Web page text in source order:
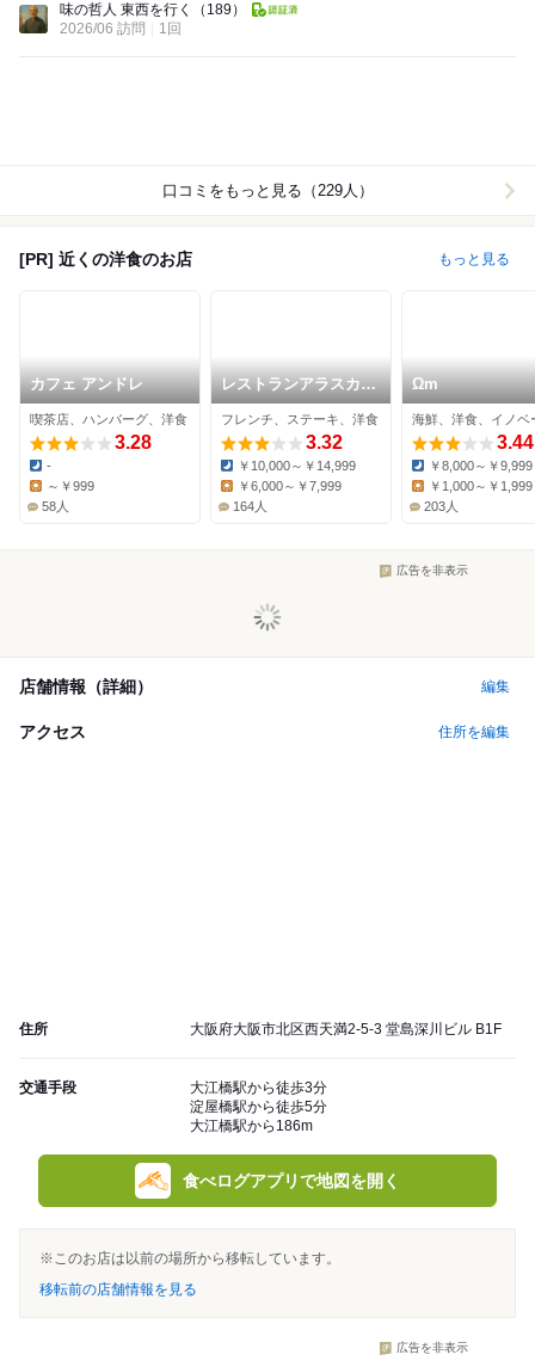
味の哲人 東西を行く
（189）
2026/06 訪問
1回
口コミをもっと見る（229人）
[PR] 近くの洋食のお店 もっと見る
カフェ アンドレ
喫茶店、ハンバーグ、洋食
3.28
Dinner:
-
Lunch:
～￥999
58人
レストランアラスカ
フェスティバルタワー
フレンチ、ステーキ、洋食
3.32
Dinner:
￥10,000～￥14,999
￥6,000～￥7,999
164人
Ωm
3.44
Dinner:
￥8,000～￥9,999
￥1,000～￥1,999
203人
広告を非表示
店舗情報（詳細） 編集
アクセス 住所を編集
住所 大阪府大阪市北区西天満2-5-3 堂島深川ビル B1F
交通手段
大江橋駅から徒歩3分
淀屋橋駅から徒歩5分
大江橋駅から186m
食べログアプリで地図を開く
※このお店は以前の場所から移転しています。
移転前の店舗情報を見る
広告を非表示